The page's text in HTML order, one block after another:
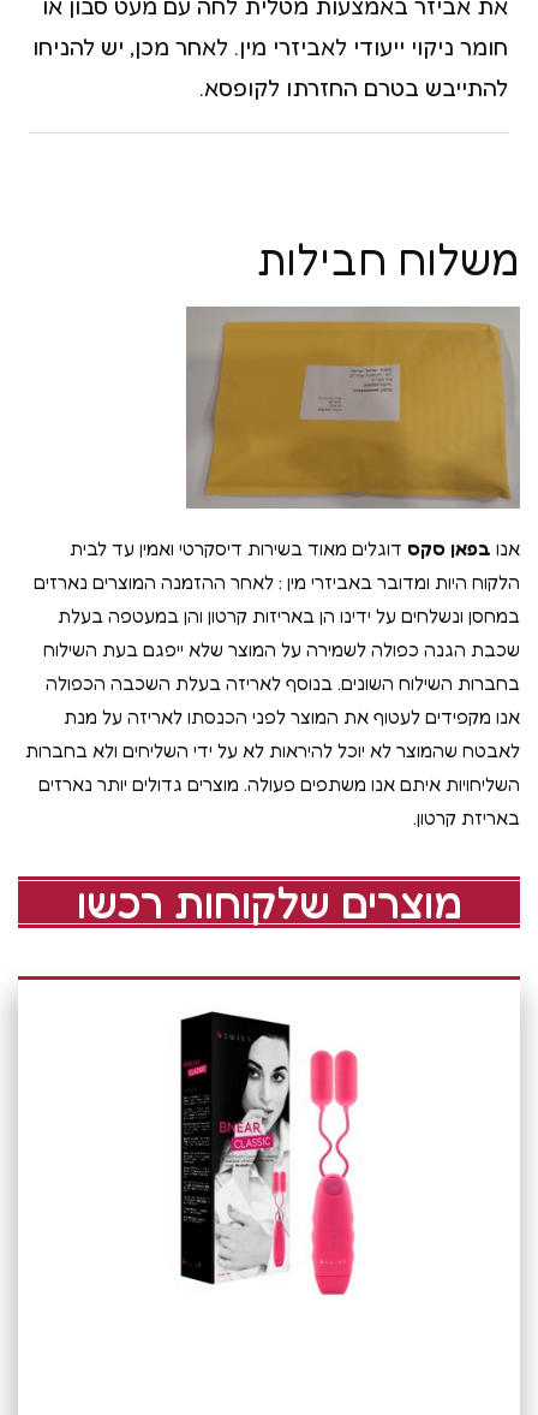
חומר ניקוי ייעודי לאביזרי מין. לאחר מכן, יש להניחו
להתייבש בטרם החזרתו לקופסא.
משלוח חבילות
אנו בפאן סקס דוגלים מאוד בשירות דיסקרטי ואמין עד לבית
הלקוח היות ומדובר באביזרי מין : לאחר ההזמנה המוצרים נארזים
במחסן ונשלחים על ידינו הן באריזות קרטון והן במעטפה בעלת
שכבת הגנה כפולה לשמירה על המוצר שלא ייפגם בעת השילוח
בחברות השילוח השונים. בנוסף לאריזה בעלת השכבה הכפולה
אנו מקפידים לעטוף את המוצר לפני הכנסתו לאריזה על מנת
לאבטח שהמוצר לא יוכל להיראות לא על ידי השליחים ולא בחברות
השליחויות איתם אנו משתפים פעולה. מוצרים גדולים יותר נארזים
באריזת קרטון.
מוצרים שלקוחות רכשו